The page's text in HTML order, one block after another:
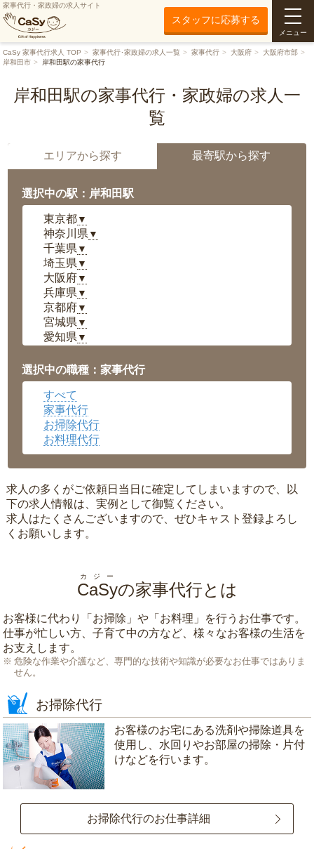
家事代行・家政婦の求人サイト
スタッフに応募する
メニュー
CaSy 家事代行求人 TOP 家事代行･家政婦の求人一覧 家事代行 大阪府
大阪府市部
岸和田市
岸和田駅の家事代行
岸和田駅の家事代行・家政婦の求人一
覧
エリアから探す 最寄駅から探す
選択中の駅：岸和田駅
東京都▼
神奈川県 ▼
千葉県 ▼
埼玉県 ▼
大阪府▼
兵庫県 ▼
京都府▼
宮城県 ▼
愛知県 ▼
岡山県▼
広島県▼
沖縄県
選択中の職種：家事代行
すべて
家事代行
お掃除代行
お料理代行
求人の多くがご依頼日当日に確定してしまいますので、以
下の求人情報は、実例として御覧ください。
求人はたくさんございますので、ぜひキャスト登録よろし
くお願いします。
CaSy
カジー
の家事代行とは
お客様に代わり「 お掃除 」や「 お料理 」を行うお仕事です。
仕事が忙しい方、子育て中の方など、様々なお客様の生活を
お支えします。
危険な作業や介護など、専門的な技術や知識が必要なお仕事ではありま
せん。
お掃除代行
お客様のお宅にある洗剤や掃除道具を
使用し、水回りやお部屋の掃除・片付
けなどを行います。
お掃除代行のお仕事詳細